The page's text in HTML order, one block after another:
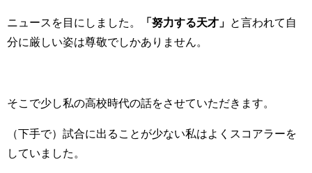
ニュースを目にしました。 「努力する天才」 と言われて自
分に厳しい姿は尊敬でしかありません。
そこで少し私の高校時代の話をさせていただきます。
（下手で）試合に出ることが少ない私はよくスコアラーを
していました。